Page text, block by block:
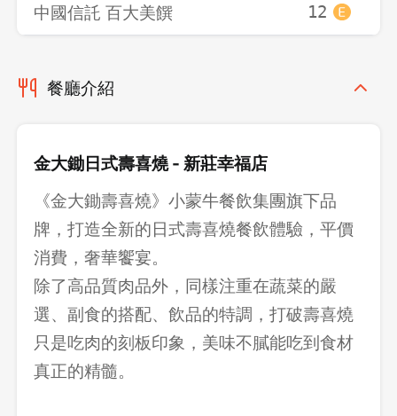
中國信託 百大美饌 12
餐廳介紹
金大鋤日式壽喜燒 - 新莊幸福店
《金大鋤壽喜燒》小蒙牛餐飲集團旗下品
牌，打造全新的日式壽喜燒餐飲體驗，平價
消費，奢華饗宴。
除了高品質肉品外，同樣注重在蔬菜的嚴
選、副食的搭配、飲品的特調，打破壽喜燒
只是吃肉的刻板印象，美味不膩能吃到食材
真正的精髓。